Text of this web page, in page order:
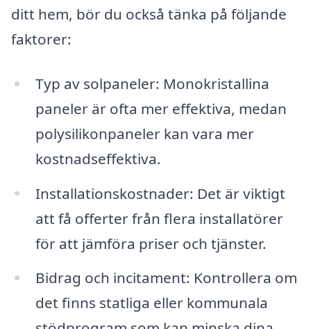
ditt hem, bör du också tänka på följande
faktorer:
Typ av solpaneler: Monokristallina
paneler är ofta mer effektiva, medan
polysilikonpaneler kan vara mer
kostnadseffektiva.
Installationskostnader: Det är viktigt
att få offerter från flera installatörer
för att jämföra priser och tjänster.
Bidrag och incitament: Kontrollera om
det finns statliga eller kommunala